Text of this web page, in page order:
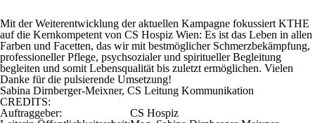
Mit der Weiterentwicklung der aktuellen Kampagne fokussiert KTHE
auf die Kernkompetent von CS Hospiz Wien: Es ist das Leben in allen
Farben und Facetten, das wir mit bestmöglicher Schmerzbekämpfung,
professioneller Pflege, psychsozialer und spiritueller Begleitung
begleiten und somit Lebensqualität bis zuletzt ermöglichen. Vielen
Danke für die pulsierende Umsetzung!
Sabina Dirnberger-Meixner, CS Leitung Kommunikation
CREDITS:
Auftraggeber:
CS Hospiz